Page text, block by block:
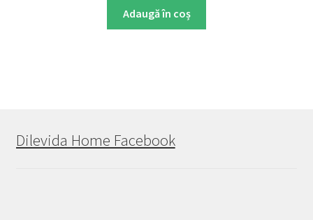
Adaugă în coș
Dilevida Home Facebook